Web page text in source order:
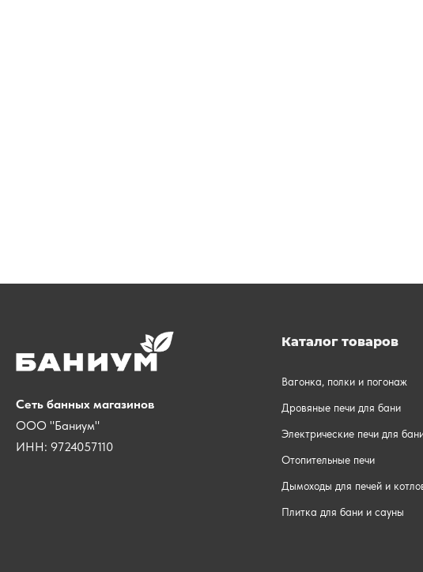
Сеть банных магазинов
ООО "Баниум"
ИНН: 9724057110
Каталог товаров
Вагонка, полки и погонаж
Дровяные печи для бани
Электрические печи для
Отопительные печи
Дымоходы для печей и
Плитка для бани и сауны